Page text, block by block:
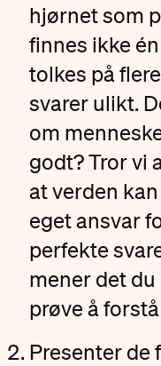
hjørnet som
finnes ikke
tolkes på
svarer ulikt.
om
godt? Tror vi
at verden
eget ansvar
perfekte
mener det
prøve å
Presenter de